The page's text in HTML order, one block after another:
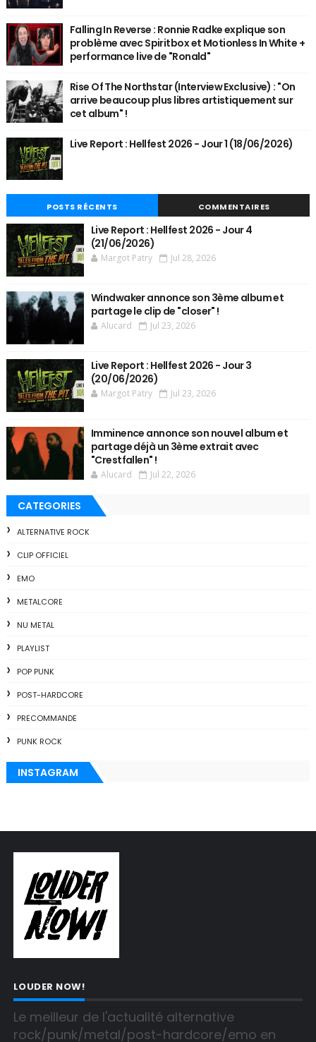
Falling In Reverse : Ronnie Radke explique son
problème avec Spiritbox et Motionless In White +
performance live de "Ronald"
Rise Of The Northstar (Interview Exclusive) : "On
arrive beaucoup plus libres artistiquement sur
cet album" !
Live Report : Hellfest 2026 - Jour 1 (18/06/2026)
POSTS RÉCENTS COMMENTAIRES
Live Report : Hellfest 2026 - Jour 4
(21/06/2026)
Margot Patry Jul 28, 2026
Windwaker annonce son 3ème album et
partage le clip de "closer" !
Alucard Jul 23, 2026
Live Report : Hellfest 2026 - Jour 3
(20/06/2026)
Margot Patry Jul 23, 2026
Imminence annonce son nouvel album et
partage déjà un 3ème extrait avec
"Crestfallen" !
Alucard Jul 22, 2026
CATEGORIES
ALTERNATIVE ROCK
CLIP OFFICIEL
EMO
METALCORE
NU METAL
PLAYLIST
POP PUNK
POST-HARDCORE
PRECOMMANDE
PUNK ROCK
INSTAGRAM
LOUDER NOW!
Le meilleur de l'actualité alternative
rock/punk/metal/post-hardcore/emo en